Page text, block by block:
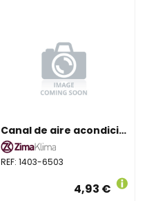
Canal de aire acondicionado ZIMAKLIMA 1403-6503 compacta ideal para viviendas
REF:1403-6503
4,93 €